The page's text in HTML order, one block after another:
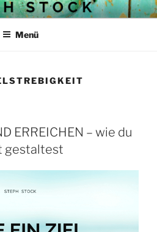
BLOG
Menü
ERREICHEN – wie du
gestaltest